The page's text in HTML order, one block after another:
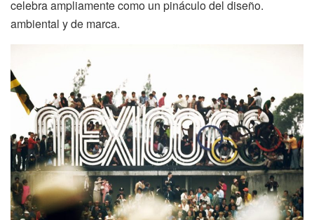
celebra ampliamente como un pináculo del diseño.
ambiental y de marca.